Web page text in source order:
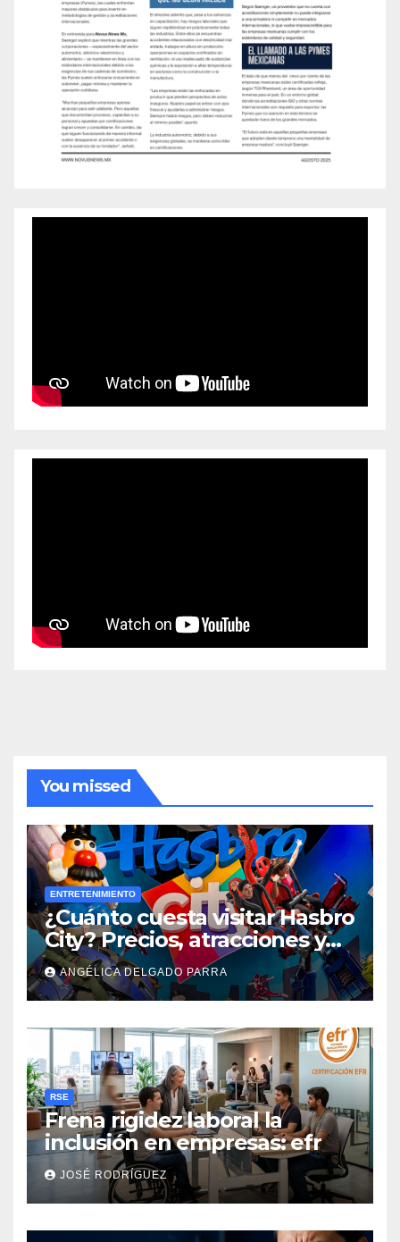
You missed
ENTRETENIMIENTO
¿Cuánto cuesta visitar Hasbro
City? Precios, atracciones y
actividades de Summer Fest
ANGÉLICA DELGADO PARRA
RSE
Frena rigidez laboral la
inclusión en empresas: efr
JOSÉ RODRÍGUEZ